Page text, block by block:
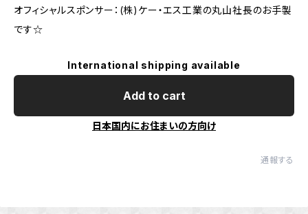
オフィシャルスポンサー：(株)ケー・エス工業の丸山社長のお手製
です☆
International shipping available
Add to cart
日本国内にお住まいの方向け
通報する